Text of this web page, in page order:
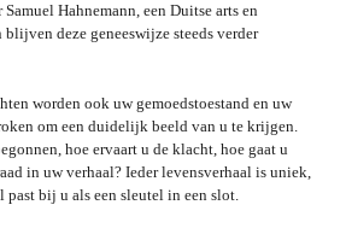
Hahnemann, een Duitse arts en
deze geneeswijze steeds verder
worden ook uw gemoedstoestand en uw
om een duidelijk beeld van u te krijgen.
hoe ervaart u de klacht, hoe gaat u
in uw verhaal? Ieder levensverhaal is uniek,
past bij u als een sleutel in een slot.